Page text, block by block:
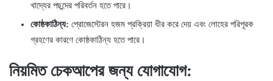
খাদ্যের পছন্দের পরিবর্তন হতে পারে।
কোষ্ঠকাঠিন্য: প্রোজেস্টেরন হজম প্রক্রিয়া ধীর করে দেয় এবং লোহের পরিপূরক
গ্রহণের কারণে কোষ্ঠকাঠিন্য হতে পারে।
নিয়মিত চেকআপের জন্য যোগাযোগ: